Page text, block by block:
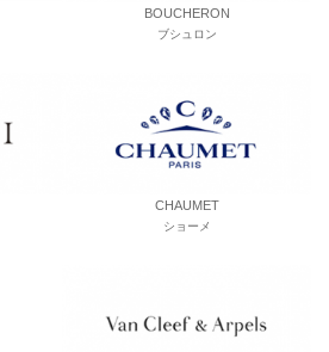
BOUCHERON
ブシュロン
CHAUMET
ショーメ